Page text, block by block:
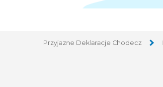
Przyjazne Deklaracje Chodecz